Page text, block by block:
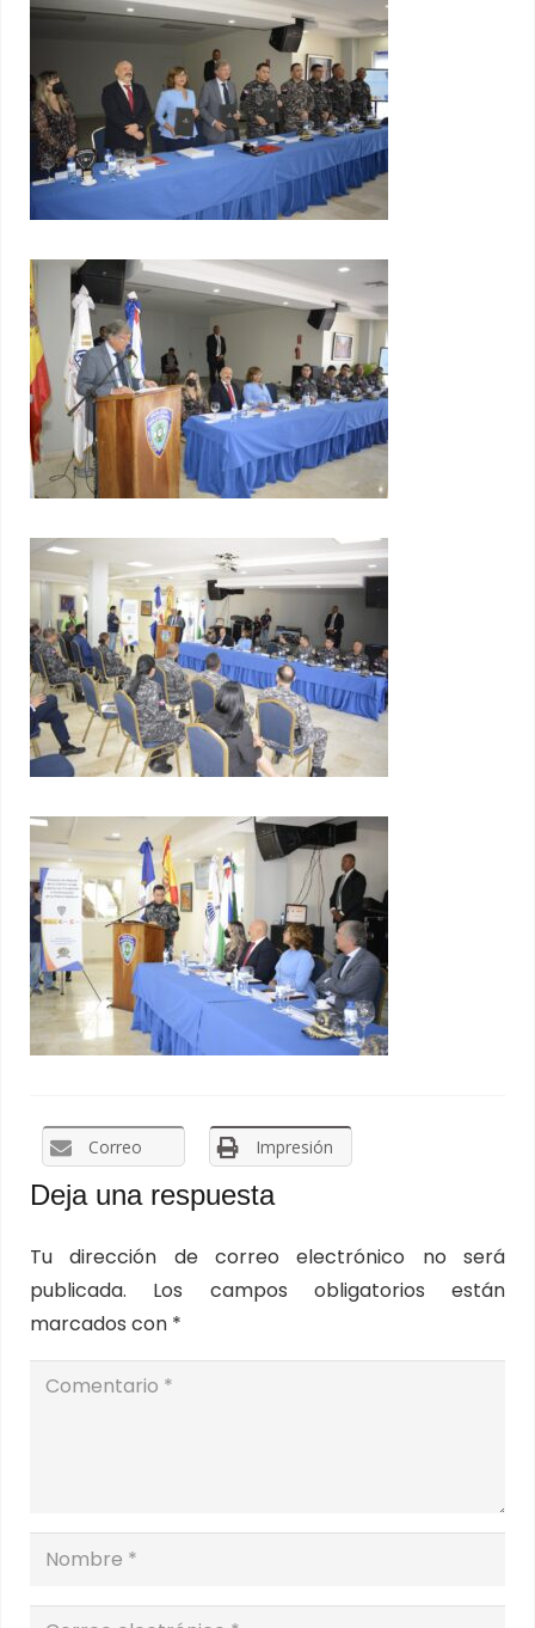
Correo Impresión
Deja una respuesta
Tu dirección de correo electrónico no será
publicada.
Los campos obligatorios están
marcados con *